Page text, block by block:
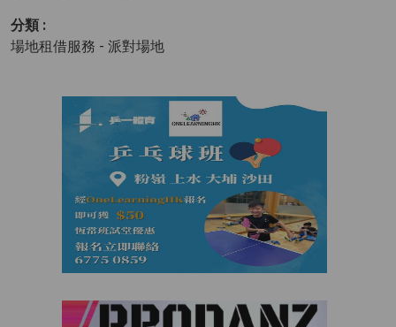
分類 :
場地租借服務 - 派對場地